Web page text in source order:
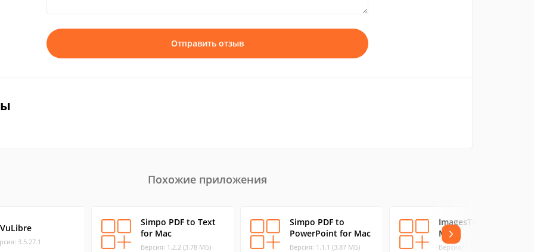
Отправить отзыв
Похожие приложения
3.5.27.1
Simpo PDF to Text
for Mac
Версия: 1.2.2 (3.78 МБ)
Simpo PDF to
PowerPoint for Mac
Версия: 1.1.1 (3.87 МБ)
ImagesToPDF for
Mac
Версия: 1.1 (0.14 МБ)